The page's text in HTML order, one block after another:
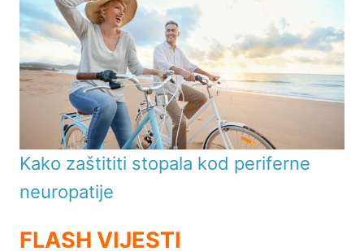
Kako zaštititi stopala kod periferne
neuropatije
FLASH VIJESTI